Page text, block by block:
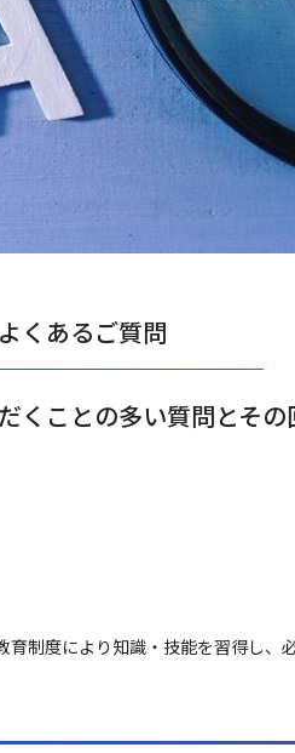
よくあるご質問
くことの多い質問とその
制度により知識・技能を習得し、